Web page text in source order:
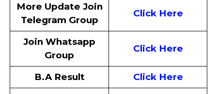
More Update Join
Telegram Group
Click Here
Join Whatsapp
Group
Click Here
B.A Result
Click Here